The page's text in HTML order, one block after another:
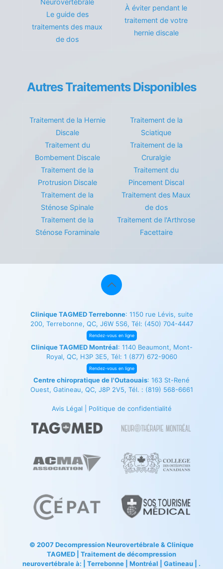
Neurovertébrale
Le guide des
traitements des maux
de dos
À éviter pendant le
traitement de votre
hernie discale
Autres Traitements Disponibles
Traitement de la Hernie
Discale
Traitement du
Bombement Discale
Traitement de la
Protrusion Discale
Traitement de la
Sténose Spinale
Traitement de la
Sténose Foraminale
Traitement de la
Sciatique
Traitement de la
Cruralgie
Traitement du
Pincement Discal
Traitement des Maux
de dos
Traitement de l'Arthrose
Facettaire
Clinique TAGMED Terrebonne: 1150 rue Lévis, suite
200, Terrebonne, QC, J6W 5S6, Tél: (450) 704-4447
Rendez-vous en ligne
Clinique TAGMED Montréal: 1140 Beaumont, Mont-
Royal, QC, H3P 3E5, Tél: 1 (877) 672-9060
Rendez-vous en ligne
Centre chiropratique de l'Outaouais: 163 St-René
Ouest, Gatineau, QC, J8P 2V5, Tél. : (819) 568-6661
Avis Légal Politique de confidentialité
© 2007Decompression Neurovertébrale& Clinique
TAGMED | Traitement de décompression
neurovertébrale à: | Terrebonne | Montréal | Gatineau | .